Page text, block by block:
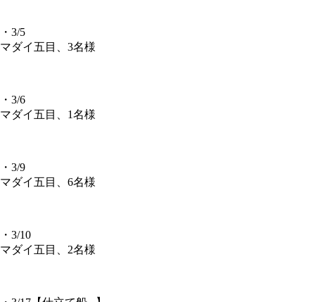
・3/5
マダイ五目、3名様
・3/6
マダイ五目、1名様
・3/9
マダイ五目、6名様
・3/10
マダイ五目、2名様